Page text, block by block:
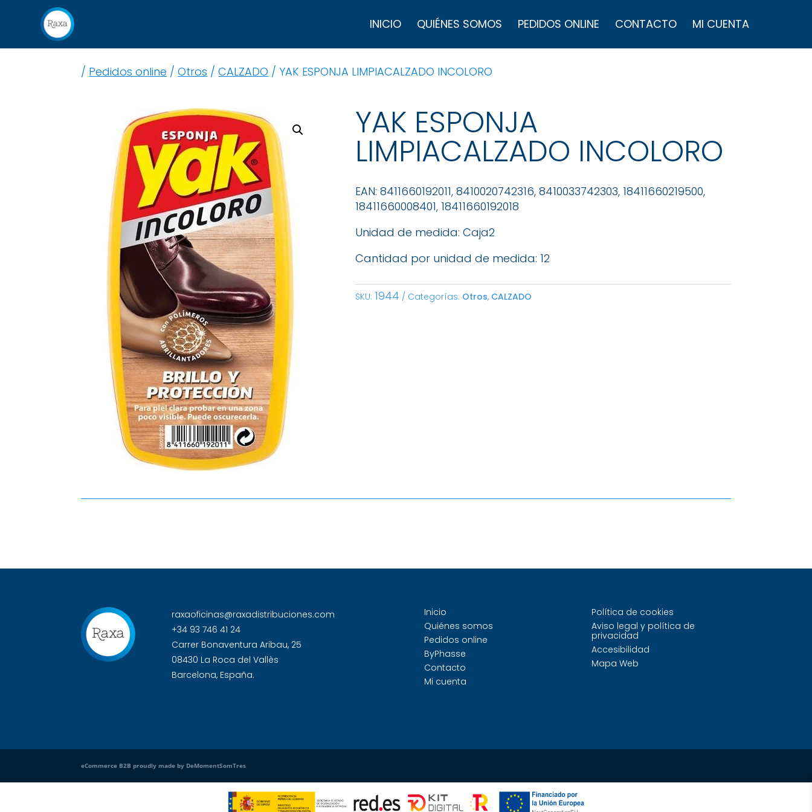
INICIO QUIÉNES SOMOS PEDIDOS ONLINE CONTACTO MI CUENTA
de
productos
/ Pedidos online /Otros /CALZADO / YAK ESPONJA LIMPIACALZADO INCOLORO
YAK ESPONJA
LIMPIACALZADO INCOLORO
EAN: 8411660192011, 8410020742316, 8410033742303, 18411660219500,
18411660008401, 18411660192018
Unidad de medida: Caja2
Cantidad por unidad de medida: 12
SKU: 1944 Categorías: Otros, CALZADO
raxaoficinas@raxadistribuciones.com
+34 93 746 41 24
Carrer Bonaventura Aribau, 25
08430 La Roca del Vallès
Barcelona, España.
Inicio
Quiénes somos
Pedidos online
ByPhasse
Contacto
Mi cuenta
Política de cookies
Aviso legal y política de
privacidad
Accesibilidad
Mapa Web
eCommerce B2B proudly made by DeMomentSomTres